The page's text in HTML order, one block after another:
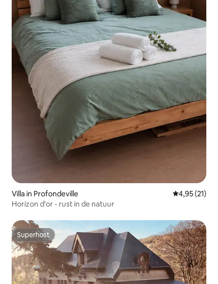
Villa in Profondeville Gemiddelde
4,95 (21)
Horizon d'or - rust in de natuur
Superhost
Superhost